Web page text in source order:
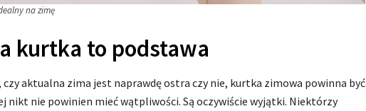
na zimę
kurtka to podstawa
czy aktualna zima jest naprawdę ostra czy nie, kurtka zimowa powinna być
nikt nie powinien mieć wątpliwości. Są oczywiście wyjątki. Niektórzy